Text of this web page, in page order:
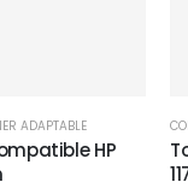
ADAPTABLE
HP